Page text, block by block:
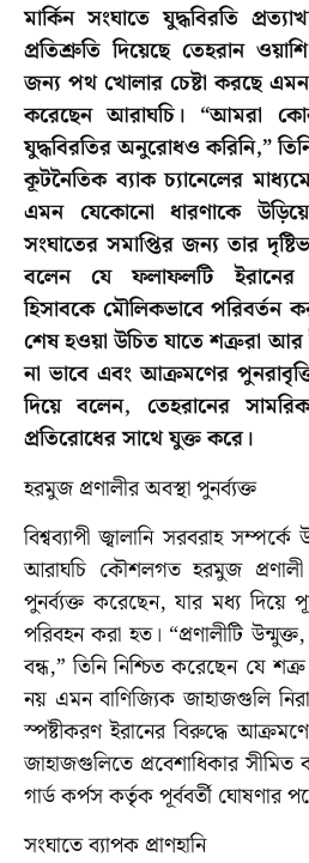
মার্কিন সংঘাতে যুদ্ধবিরতি
প্রতিশ্রুতি দিয়েছে তেহরান
জন্য পথ খোলার চেষ্টা করছে এমন
করেছেন আরাঘচি। “আমরা
যুদ্ধবিরতির অনুরোধও করিনি,”
কূটনৈতিক ব্যাক চ্যানেলের
এমন যেকোনো ধারণাকে উড়িয়ে
সংঘাতের সমাপ্তির জন্য তার
বলেন যে ফলাফলটি
হিসাবকে মৌলিকভাবে পরিবর্তন
শেষ হওয়া উচিত যাতে শত্রুরা
না ভাবে এবং আক্রমণের
দিয়ে বলেন, তেহরানের সামরিক
প্রতিরোধের সাথে যুক্ত করে।
হরমুজ প্রণালীর অবস্থা পুনর্ব্যক্ত
বিশ্বব্যাপী জ্বালানি সরবরাহ
আরাঘচি কৌশলগত হরমুজ প্রণালী
পুনর্ব্যক্ত করেছেন, যার মধ্য দিয়ে
পরিবহন করা হত। “প্রণালীটি
বন্ধ,” তিনি নিশ্চিত করেছেন যে
নয় এমন বাণিজ্যিক জাহাজগুলি
স্পষ্টীকরণ ইরানের বিরুদ্ধে
জাহাজগুলিতে প্রবেশাধিকার সীমিত
গার্ড কর্পস কর্তৃক পূর্ববর্তী ঘোষণার
সংঘাতে ব্যাপক প্রাণহানি